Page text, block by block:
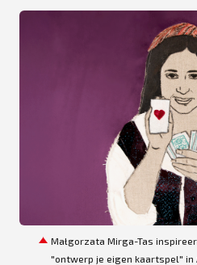
Małgorzata Mirga-Tas
"ontwerp je eigen kaartspel" in